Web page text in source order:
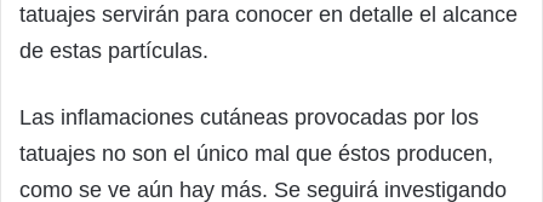
tatuajes servirán para conocer en detalle el alcance
de estas partículas.
Las inflamaciones cutáneas provocadas por los
tatuajes no son el único mal que éstos producen,
como se ve aún hay más. Se seguirá investigando